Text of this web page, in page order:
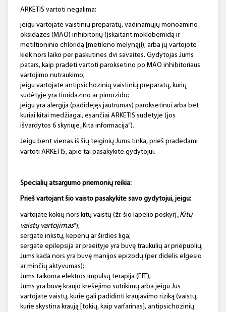
ARKETIS vartoti negalima:
jeigu vartojate vaistinių preparatų, vadinamųjų monoamino
oksidazės (MAO) inhibitorių (įskaitant moklobemidą ir
metiltioninio chloridą [metileno mėlynąjį), arba jų vartojote
kiek nors laiko per paskutines dvi savaites. Gydytojas Jums
patars, kaip pradėti vartoti paroksetino po MAO inhibitoriaus
vartojimo nutraukimo;
jeigu vartojate antipsichozinių vaistinių preparatų, kurių
sudėtyje yra tioridazino ar pimozido;
jeigu yra alergija (padidėjęs jautrumas) paroksetinui arba bet
kuriai kitai medžiagai, esančiai ARKETIS sudėtyje (jos
išvardytos 6 skyriuje „Kita informacija“).
Jeigu bent vienas iš šių teiginių Jums tinka, prieš pradėdami
vartoti ARKETIS, apie tai pasakykite gydytojui.
Specialių atsargumo priemonių reikia:
Prieš vartojant šio vaisto pasakykite savo gydytojui, jeigu:
vartojate kokių nors kitų vaistų (žr. šio lapelio poskyrį „Kitų
vaistų vartojimas“);
sergate inkstų, kepenų ar širdies liga;
sergate epilepsija ar praeityje yra buvę traukulių ar priepuolių;
Jums kada nors yra buvę manijos epizodų (per didelis elgesio
ar minčių aktyvumas);
Jums taikoma elektros impulsų terapija (EIT);
Jums yra buvę kraujo krešėjimo sutrikimų arba jeigu Jūs
vartojate vaistų, kurie gali padidinti kraujavimo riziką (vaistų,
kurie skystina kraują [tokių, kaip varfarinas], antipsichozinių